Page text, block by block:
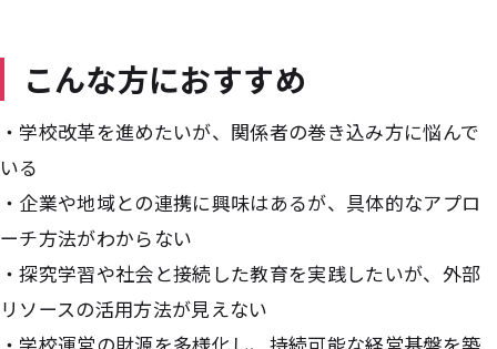
こんな方におすすめ
・学校改革を進めたいが、関係者の巻き込み方に悩んで
いる
・企業や地域との連携に興味はあるが、具体的なアプロ
ーチ方法がわからない
・探究学習や社会と接続した教育を実践したいが、外部
リソースの活用方法が見えない